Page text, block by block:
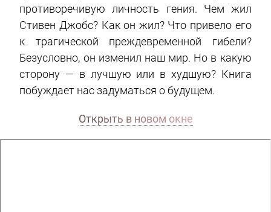
противоречивую личность гения. Чем жил
Стивен Джобс? Как он жил? Что привело его
к трагической преждевременной гибели?
Безусловно, он изменил наш мир. Но в какую
сторону — в лучшую или в худшую? Книга
побуждает нас задуматься о будущем.
Открыть в новом окне